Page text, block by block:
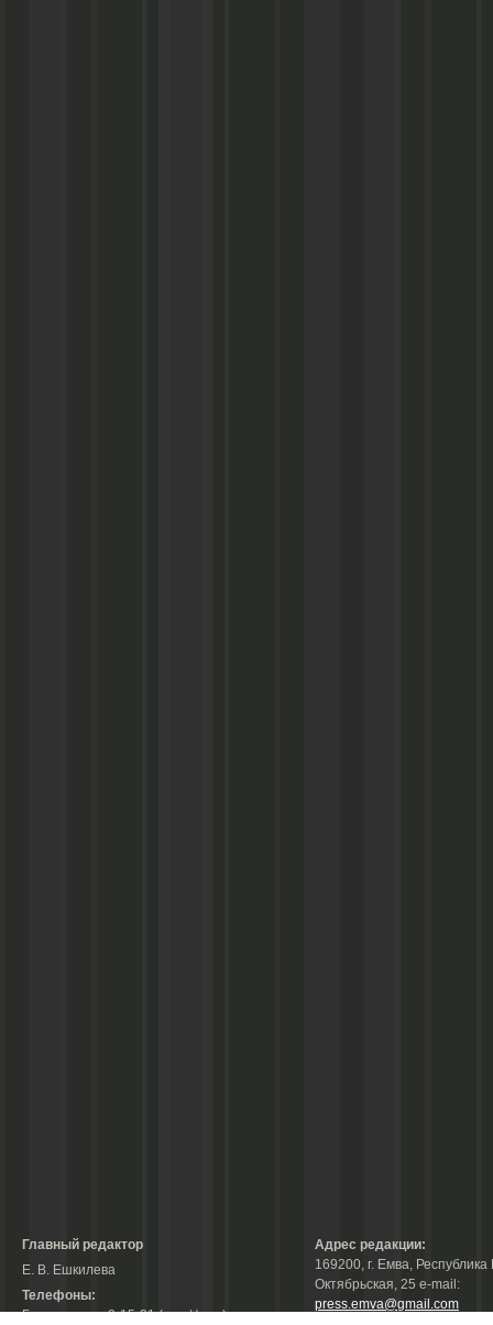
Главный редактор
Е. В. Ешкилева
Телефоны:
Гл. редактор: 2-15-31 (тел./факс);
Адрес редакции:
169200, г. Емва, Республика
Октябрьская, 25 е-mail:
press.emva@gmail.com